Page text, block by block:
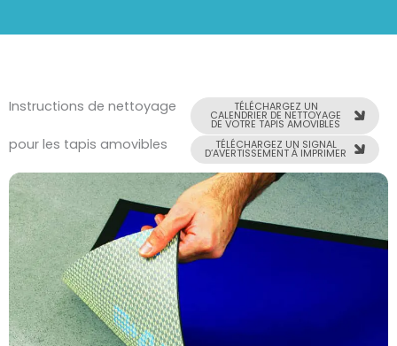
Instructions de nettoyage
pour les tapis amovibles
TÉLÉCHARGEZ UN
CALENDRIER DE NETTOYAGE
DE VOTRE TAPIS AMOVIBLES
TÉLÉCHARGEZ UN SIGNAL
D’AVERTISSEMENT À IMPRIMER